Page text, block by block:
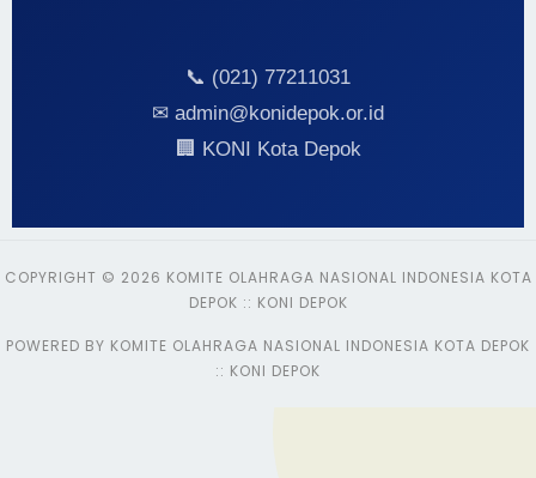
📞 (021) 77211031
✉ admin@konidepok.or.id
🏢 KONI Kota Depok
COPYRIGHT © 2026 KOMITE OLAHRAGA NASIONAL INDONESIA KOTA
DEPOK :: KONI DEPOK
POWERED BY KOMITE OLAHRAGA NASIONAL INDONESIA KOTA DEPOK
:: KONI DEPOK